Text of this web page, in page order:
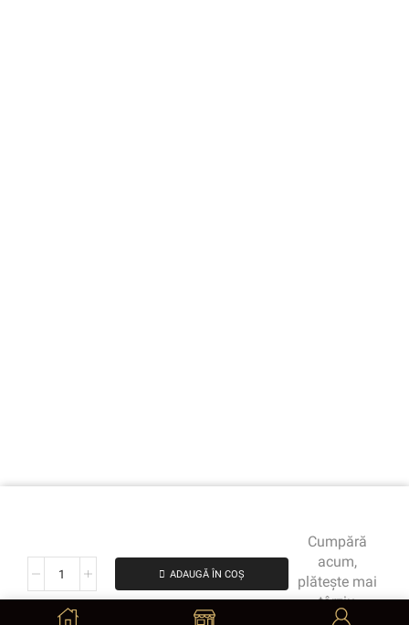
ADAUGĂ ÎN COȘ
Cumpără
acum,
plătește mai
târziu